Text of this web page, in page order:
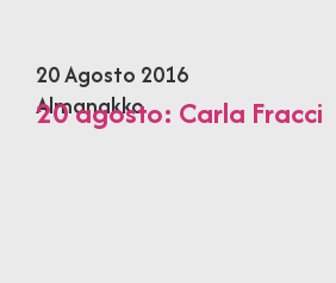
20 Agosto 2016
Almanakko
20 agosto: Carla Fracci